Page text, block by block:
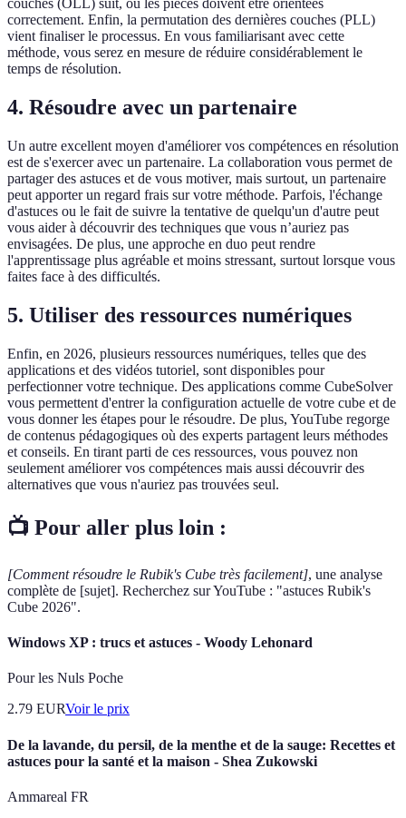
couches (OLL) suit, où les pièces doivent être orientées
correctement. Enfin, la permutation des dernières couches (PLL)
vient finaliser le processus. En vous familiarisant avec cette
méthode, vous serez en mesure de réduire considérablement le
temps de résolution.
4. Résoudre avec un partenaire
Un autre excellent moyen d'améliorer vos compétences en résolution
est de s'exercer avec un partenaire. La collaboration vous permet de
partager des astuces et de vous motiver, mais surtout, un partenaire
peut apporter un regard frais sur votre méthode. Parfois, l'échange
d'astuces ou le fait de suivre la tentative de quelqu'un d'autre peut
vous aider à découvrir des techniques que vous n’auriez pas
envisagées. De plus, une approche en duo peut rendre
l'apprentissage plus agréable et moins stressant, surtout lorsque vous
faites face à des difficultés.
5. Utiliser des ressources numériques
Enfin, en 2026, plusieurs ressources numériques, telles que des
applications et des vidéos tutoriel, sont disponibles pour
perfectionner votre technique. Des applications comme CubeSolver
vous permettent d'entrer la configuration actuelle de votre cube et de
vous donner les étapes pour le résoudre. De plus, YouTube regorge
de contenus pédagogiques où des experts partagent leurs méthodes
et conseils. En tirant parti de ces ressources, vous pouvez non
seulement améliorer vos compétences mais aussi découvrir des
alternatives que vous n'auriez pas trouvées seul.
📺 Pour aller plus loin :
[Comment résoudre le Rubik's Cube très facilement], une analyse
complète de [sujet]. Recherchez sur YouTube : "astuces Rubik's
Cube 2026".
Windows XP : trucs et astuces - Woody Lehonard
Pour les Nuls Poche
2.79 EURVoir le prix
De la lavande, du persil, de la menthe et de la sauge: Recettes et
astuces pour la santé et la maison - Shea Zukowski
Ammareal FR